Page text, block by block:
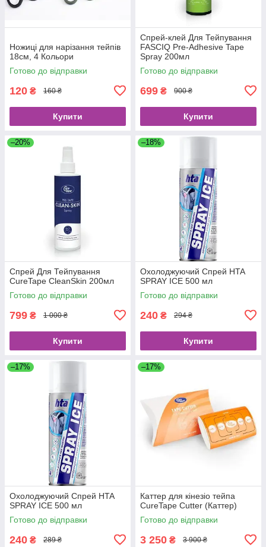
Ножиці для нарізання тейпів
18см, 4 Кольори
Готово до відправки
120 ₴ 160 ₴
Купити
Спрей-клей Для Тейпування
FASCIQ Pre-Adhesive Tape
Spray 200мл
Готово до відправки
699 ₴ 900 ₴
Купити
–20%
Спрей Для Тейпування
CureTape CleanSkin 200мл
Готово до відправки
799 ₴ 1 000 ₴
Купити
–18%
Охолоджуючий Спрей HTA
SPRAY ICE 500 мл
Готово до відправки
240 ₴ 294 ₴
Купити
–17%
Охолоджуючий Спрей HTA
SPRAY ICE 500 мл
Готово до відправки
240 ₴ 289 ₴
–17%
Каттер для кінезіо тейпа
CureTape Cutter (Каттер)
Готово до відправки
3 250 ₴ 3 900 ₴